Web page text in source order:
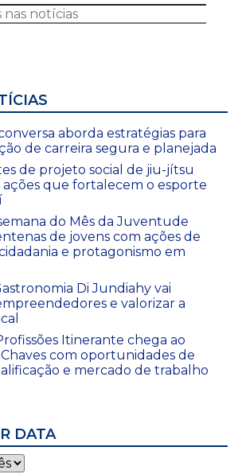
aborda estratégias para
de carreira segura e planejada
de projeto social de jiu-jítsu
que fortalecem o esporte
do Mês da Juventude
de jovens com ações de
e protagonismo em
Di Jundiahy vai
e valorizar a
Itinerante chega ao
com oportunidades de
e mercado de trabalho
DATA